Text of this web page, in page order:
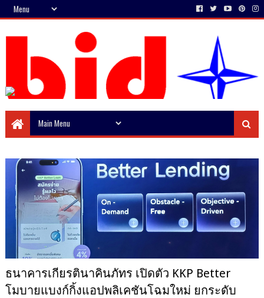
ธนาคารเกียรตินาคินภัทร เปิดตัว KKP Better
โมบายแบงก์กิ้งแอปพลิเคชันโฉมใหม่ ยกระดับ